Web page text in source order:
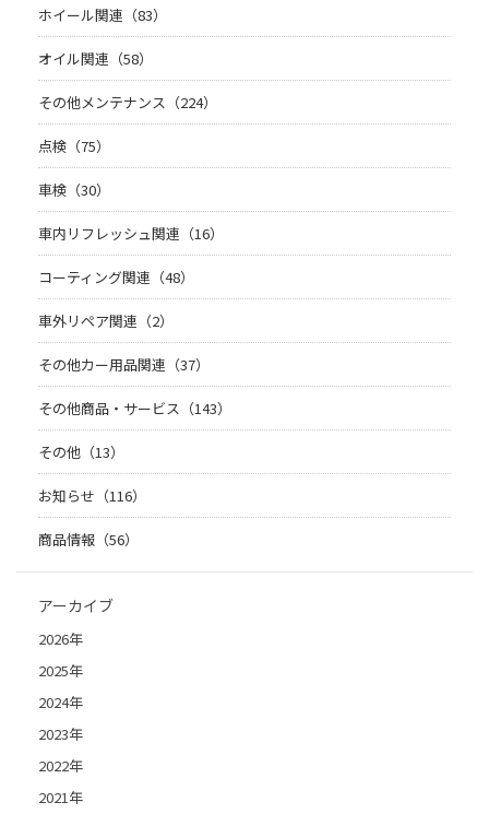
ホイール関連（83）
オイル関連（58）
その他メンテナンス（224）
点検（75）
車検（30）
車内リフレッシュ関連（16）
コーティング関連（48）
車外リペア関連（2）
その他カー用品関連（37）
その他商品・サービス（143）
その他（13）
お知らせ（116）
商品情報（56）
アーカイブ
2026年
2025年
2024年
2023年
2022年
2021年